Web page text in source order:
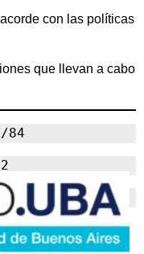
con las políticas
que llevan a cabo
84